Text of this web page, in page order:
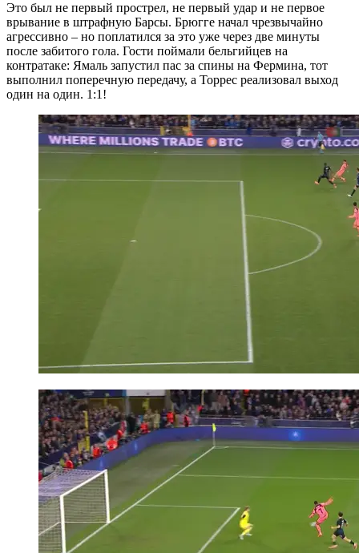
Это был не первый прострел, не первый удар и не первое
врывание в штрафную Барсы. Брюгге начал чрезвычайно
агрессивно – но поплатился за это уже через две минуты
после забитого гола. Гости поймали бельгийцев на
контратаке: Ямаль запустил пас за спины на Фермина, тот
выполнил поперечную передачу, а Торрес реализовал выход
один на один. 1:1!